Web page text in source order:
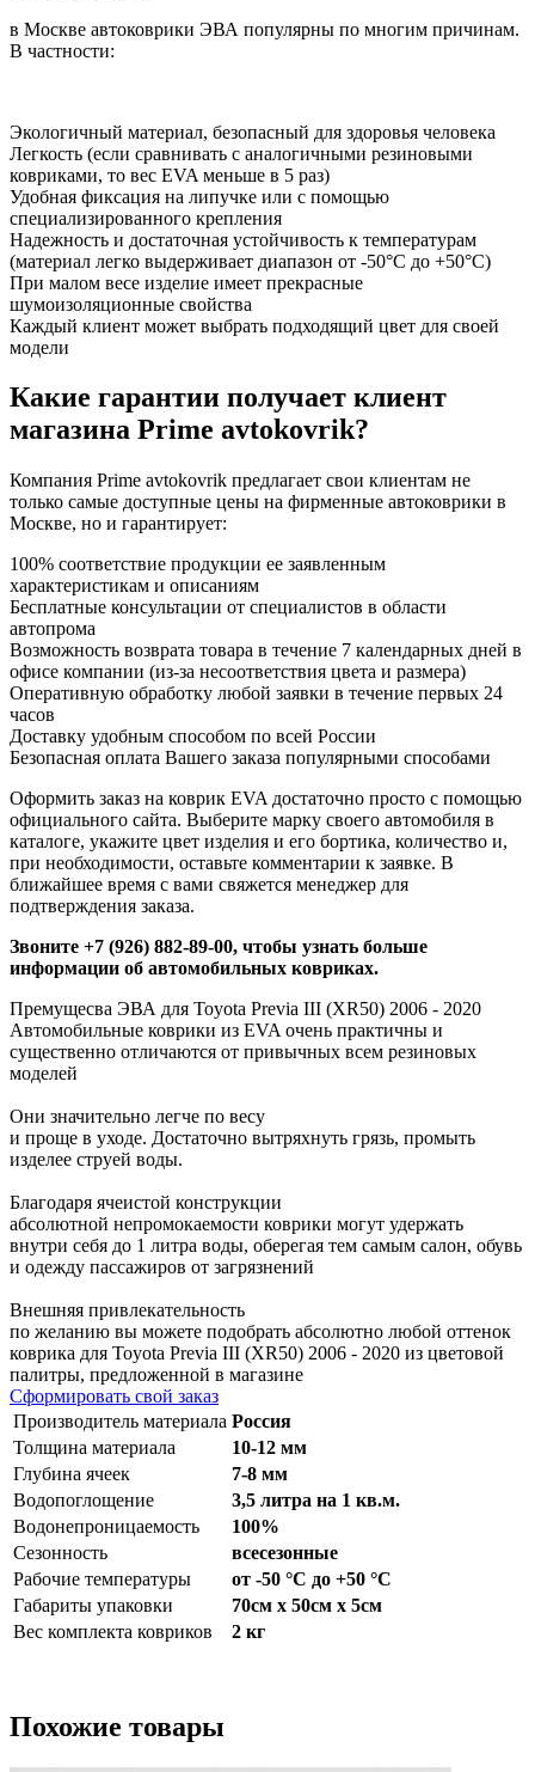
в Москве автоковрики ЭВА популярны по многим причинам.
В частности:
Экологичный материал, безопасный для здоровья человека
Легкость (если сравнивать с аналогичными резиновыми
ковриками, то вес EVA меньше в 5 раз)
Удобная фиксация на липучке или с помощью
специализированного крепления
Надежность и достаточная устойчивость к температурам
(материал легко выдерживает диапазон от -50°С до +50°С)
При малом весе изделие имеет прекрасные
шумоизоляционные свойства
Каждый клиент может выбрать подходящий цвет для своей
модели
Какие гарантии получает клиент
магазина Prime avtokovrik?
Компания Prime avtokovrik предлагает свои клиентам не
только самые доступные цены на фирменные автоковрики в
Москве, но и гарантирует:
100% соответствие продукции ее заявленным
характеристикам и описаниям
Бесплатные консультации от специалистов в области
автопрома
Возможность возврата товара в течение 7 календарных дней в
офисе компании (из-за несоответствия цвета и размера)
Оперативную обработку любой заявки в течение первых 24
часов
Доставку удобным способом по всей России
Безопасная оплата Вашего заказа популярными способами
Оформить заказ на коврик EVA достаточно просто с помощью
официального сайта. Выберите марку своего автомобиля в
каталоге, укажите цвет изделия и его бортика, количество и,
при необходимости, оставьте комментарии к заявке. В
ближайшее время с вами свяжется менеджер для
подтверждения заказа.
Звоните +7 (926) 882-89-00, чтобы узнать больше
информации об автомобильных ковриках.
Премущесва ЭВА для Toyota Previa III (XR50) 2006 - 2020
Автомобильные коврики из EVA очень практичны и
существенно отличаются от привычных всем резиновых
моделей
Они значительно легче по весу
и проще в уходе. Достаточно вытряхнуть грязь, промыть
изделее струей воды.
Благодаря ячеистой конструкции
абсолютной непромокаемости коврики могут удержать
внутри себя до 1 литра воды, оберегая тем самым салон, обувь
и одежду пассажиров от загрязнений
Внешняя привлекательность
по желанию вы можете подобрать абсолютно любой оттенок
коврика для Toyota Previa III (XR50) 2006 - 2020 из цветовой
палитры, предложенной в магазине
Сформировать свой заказ
Производитель материала Россия
Толщина материала
10-12 мм
Глубина ячеек
7-8 мм
Водопоглощение
3,5 литра на 1 кв.м.
Водонепроницаемость
100%
Сезонность
всесезонные
Рабочие температуры
от -50 °С до +50 °С
Габариты упаковки
70см x 50см x 5см
Вес комплекта ковриков
2 кг
Похожие товары